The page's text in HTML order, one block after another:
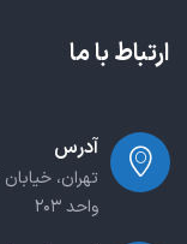
ارتباط با ما
آدرس
واحد ۲۰۳